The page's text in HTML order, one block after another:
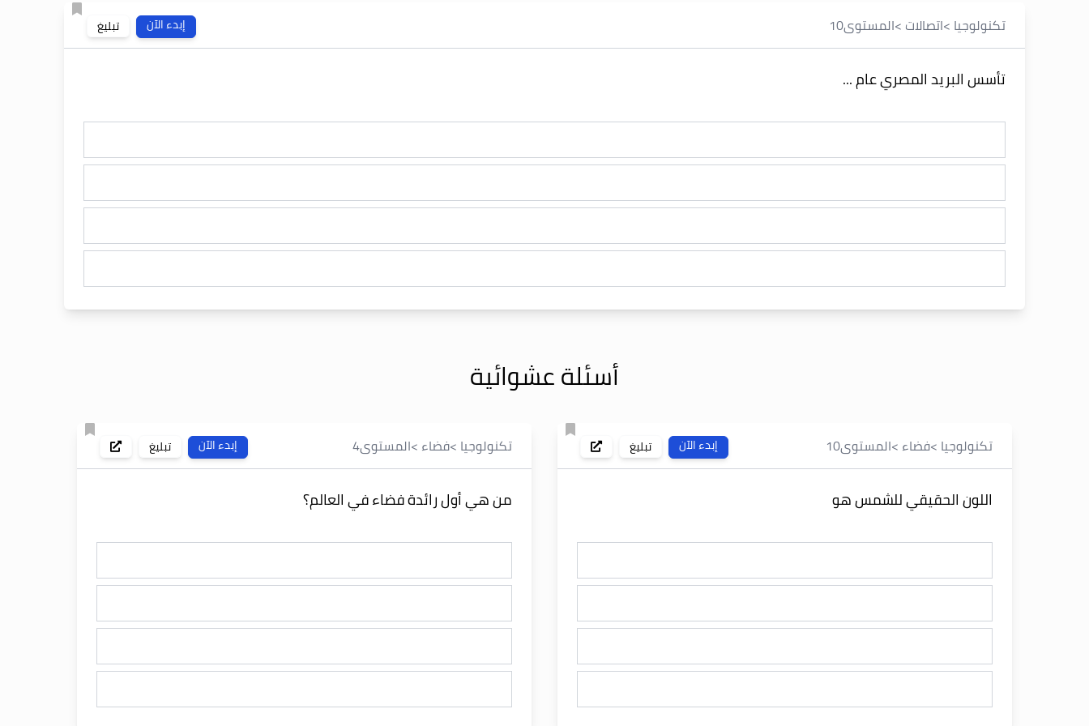
إبدء الآن تبليغ تكنولوجيا >اتصالات >المستوى10
تأسس البريد المصري عام ...
أسئلة عشوائية
إبدء الآن تبليغ تكنولوجيا >فضاء >المستوى10
اللون الحقيقي للشمس هو
إبدء الآن تبليغ تكنولوجيا >فضاء >المستوى4
من هي أول رائدة فضاء في العالم؟